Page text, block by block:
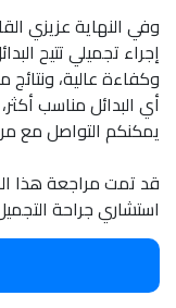
وفي النهاية عزيزي
إجراء تجميلي تتيح
وكفاءة عالية،
أي البدائل مناسب
يمكنكم التواصل مع
قد تمت مراجعة هذا
استشاري جراحة